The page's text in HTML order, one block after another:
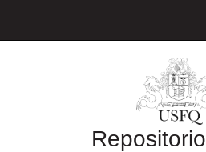
Repositorio